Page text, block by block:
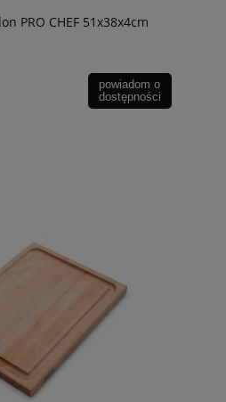
PRO CHEF 51x38x4cm
powiadom o
dostępności